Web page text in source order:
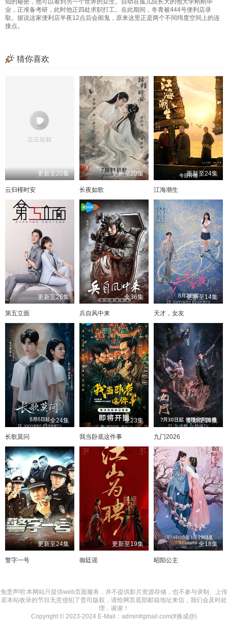
知的秘密，他可以看到另一个世界的众生。自幼在孤儿院长大的他大学刚刚毕
业，正准备考研，此时他正四处求职打工。在此期间，冬青被444号便利店录
取。据说这家便利店半夜12点后会闹鬼，原来这里正是两个不同纬度空间上的连
接点。
猜你喜欢
更新至20集
云归槿时安
更新至20集
长夜如歌
更新至24集
江海潮生
更新至26集
第五立面
全36集
兵自风中来
更新至14集
天才，女友
全24集
长歌莫问
全23集
我当卧底这件事
更新至16集
九门2026
更新至24集
警字一号
更新至19集
御廷谣
全18集
昭阳公主
免责声明:本网站只提供web页面服务，并不提供影片资源存储，也不参与录制、上传
若本站收录的节目无意侵犯了贵司版权，请给网页底部邮箱地址来信，我们会及时处
理，谢谢！
Copyright © 2023-2024 E-Mail：admin#gmail.com(#换成@)